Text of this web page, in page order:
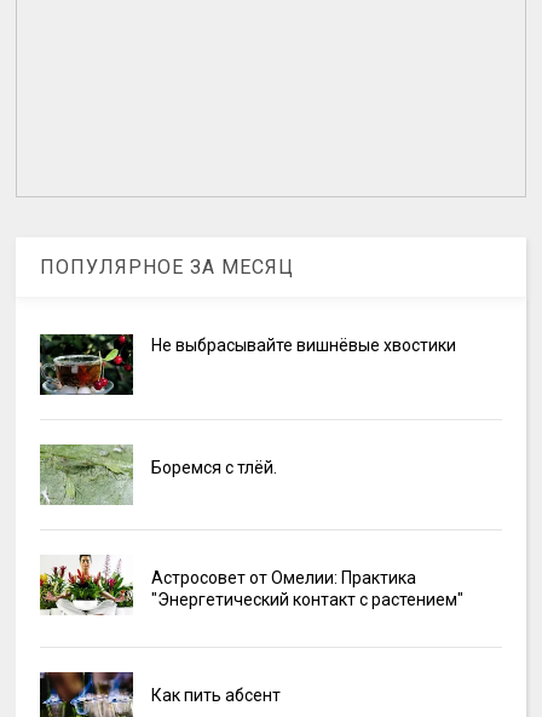
ПОПУЛЯРНОЕ ЗА МЕСЯЦ
Не выбрасывайте вишнёвые хвостики
Боремся с тлёй.
Астросовет от Омелии: Практика
"Энергетический контакт с растением"
Как пить абсент